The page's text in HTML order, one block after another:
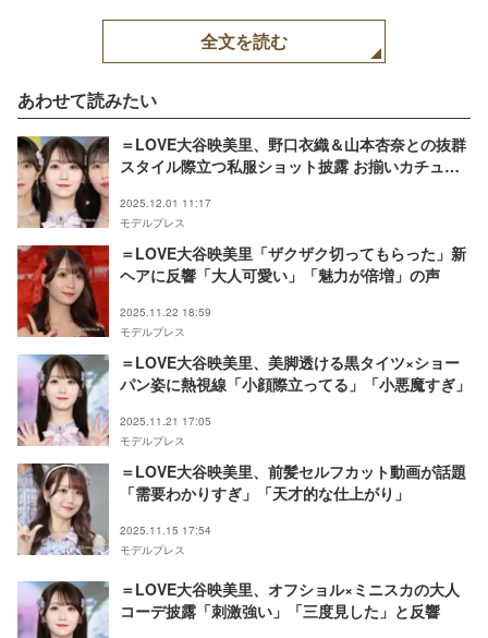
全文を読む
あわせて読みたい
＝LOVE大谷映美里、野口衣織＆山本杏奈との抜群
スタイル際立つ私服ショット披露 お揃いカチュー
2025.12.01 11:17
モデルプレス
＝LOVE大谷映美里「ザクザク切ってもらった」新
ヘアに反響「大人可愛い」「魅力が倍増」の声
2025.11.22 18:59
モデルプレス
＝LOVE大谷映美里、美脚透ける黒タイツ×ショー
パン姿に熱視線「小顔際立ってる」「小悪魔すぎ」
2025.11.21 17:05
モデルプレス
＝LOVE大谷映美里、前髪セルフカット動画が話題
「需要わかりすぎ」「天才的な仕上がり」
2025.11.15 17:54
モデルプレス
＝LOVE大谷映美里、オフショル×ミニスカの大人
コーデ披露「刺激強い」「三度見した」と反響